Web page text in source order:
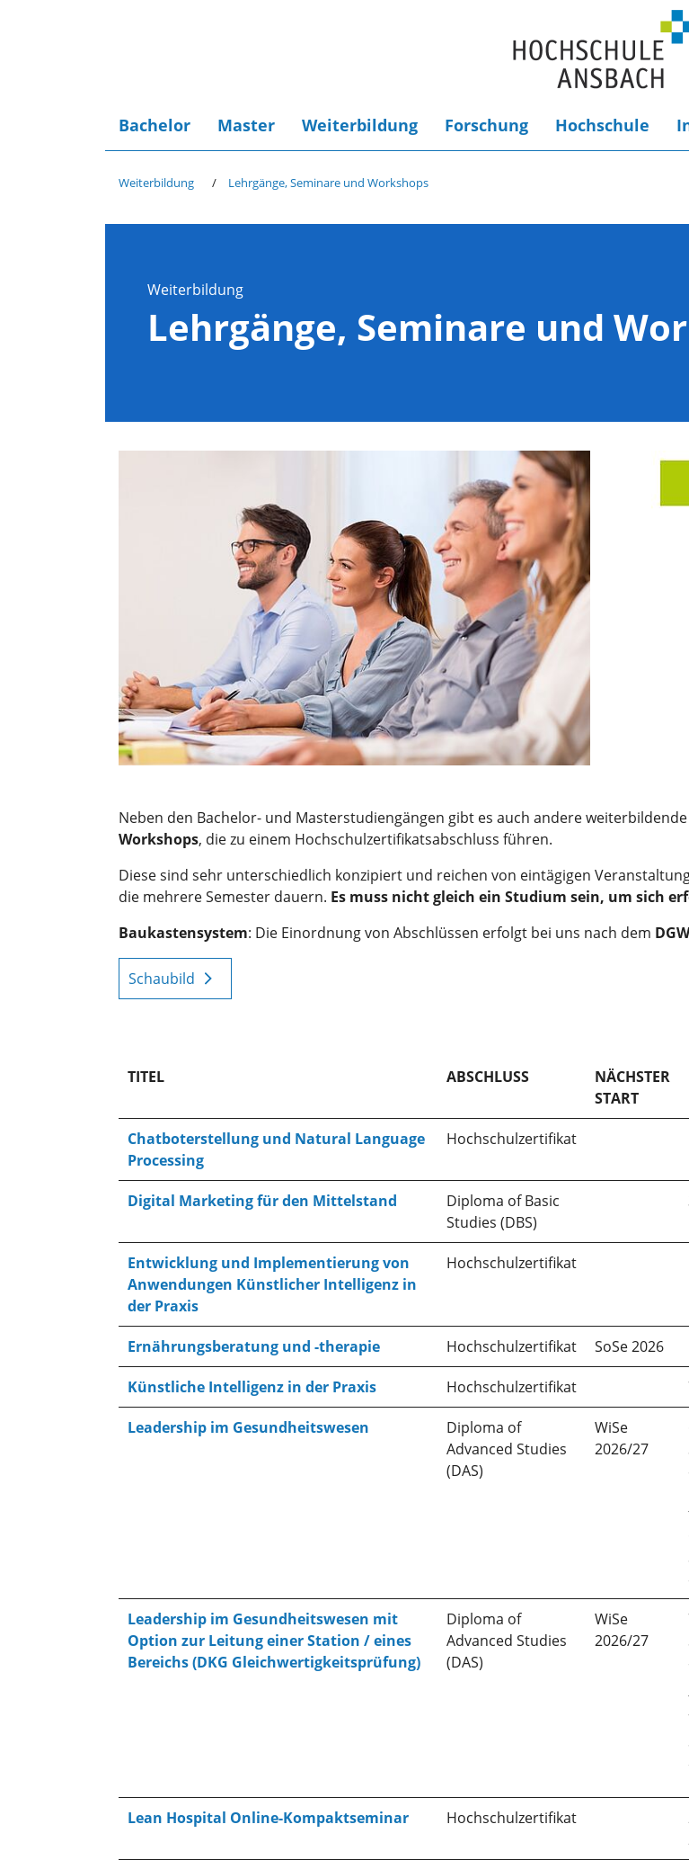
Bachelor Master Weiterbildung Forschung Hochschule
Weiterbildung Lehrgänge, Seminare und Workshops
Weiterbildung
Lehrgänge, Seminare und
Neben den Bachelor- und Masterstudiengängen gibt es auch andere
Workshops, die zu einem Hochschulzertifikatsabschluss führen.
Diese sind sehr unterschiedlich konzipiert und reichen von eintägigen
die mehrere Semester dauern. Es muss nicht gleich ein Studium sein, um sich
Baukastensystem: Die Einordnung von Abschlüssen erfolgt bei uns nach dem
Schaubild
TITEL ABSCHLUSS
NÄCHSTER
START
Chatboterstellung und Natural Language
Processing
Hochschulzertifikat
Digital Marketing für den Mittelstand
Diploma of Basic
Studies (DBS)
Entwicklung und Implementierung von
Anwendungen Künstlicher Intelligenz in
der Praxis
Hochschulzertifikat
Ernährungsberatung und -therapie Hochschulzertifikat SoSe 2026
Künstliche Intelligenz in der Praxis Hochschulzertifikat
Leadership im Gesundheitswesen
Diploma of
Advanced Studies
(DAS)
WiSe
2026/27
Leadership im Gesundheitswesen mit
Option zur Leitung einer Station / eines
Bereichs (DKG Gleichwertigkeitsprüfung)
Diploma of
Advanced Studies
(DAS)
WiSe
2026/27
Lean Hospital Online-Kompaktseminar Hochschulzertifikat